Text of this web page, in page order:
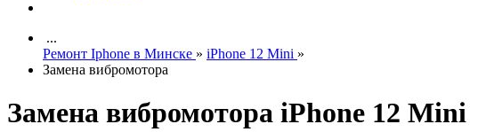
...
Ремонт Iphone в Минске » iPhone 12 Mini »
Замена вибромотора
Замена вибромотора iPhone 12 Mini